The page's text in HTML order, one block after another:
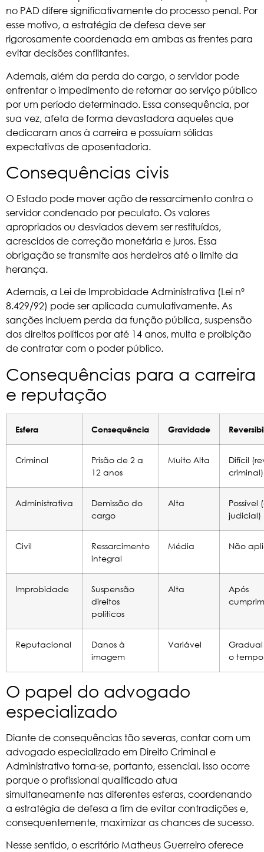
no PAD difere significativamente do processo penal. Por
esse motivo, a estratégia de defesa deve ser
rigorosamente coordenada em ambas as frentes para
evitar decisões conflitantes.
Ademais, além da perda do cargo, o servidor pode
enfrentar o impedimento de retornar ao serviço público
por um período determinado. Essa consequência, por
sua vez, afeta de forma devastadora aqueles que
dedicaram anos à carreira e possuíam sólidas
expectativas de aposentadoria.
Consequências civis
O Estado pode mover ação de ressarcimento contra o
servidor condenado por peculato. Os valores
apropriados ou desviados devem ser restituídos,
acrescidos de correção monetária e juros. Essa
obrigação se transmite aos herdeiros até o limite da
herança.
Ademais, a Lei de Improbidade Administrativa (Lei nº
8.429/92) pode ser aplicada cumulativamente. As
sanções incluem perda da função pública, suspensão
dos direitos políticos por até 14 anos, multa e proibição
de contratar com o poder público.
Consequências para a carreira
e reputação
Esfera Consequência Gravidade
Criminal
Prisão de 2 a
12 anos
Muito Alta
Difícil
criminal)
Administrativa
Demissão do
cargo
Alta
Possível
judicial)
Civil
Ressarcimento
integral
Média Não
Improbidade
Suspensão
direitos
políticos
Alta
Após
Reputacional
Danos à
imagem
Variável
o tempo
O papel do advogado
especializado
Diante de consequências tão severas, contar com um
advogado especializado em Direito Criminal e
Administrativo torna-se, portanto, essencial. Isso ocorre
porque o profissional qualificado atua
simultaneamente nas diferentes esferas, coordenando
a estratégia de defesa a fim de evitar contradições e,
consequentemente, maximizar as chances de sucesso.
Nesse sentido, o escritório Matheus Guerreiro oferece